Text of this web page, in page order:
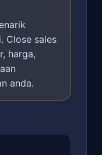
Close sales
harga,
anda.